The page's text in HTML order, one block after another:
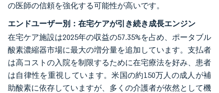
の医師の信頼を強化する可能性が高いです。
エンドユーザー別：在宅ケアが引き続き成長エンジン
在宅ケア施設は2025年の収益の57.35%を占め、ポータブル
酸素濃縮器市場に最大の増分量を追加しています。支払者
は高コストの入院を制限するために在宅療法を好み、患者
は自律性を重視しています。米国の約150万人の成人が補
助酸素に依存していますが、多くの介護者が依然として機